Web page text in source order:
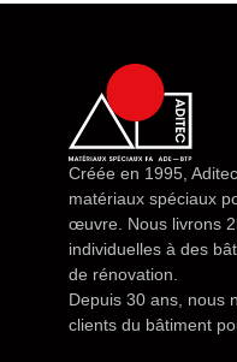
Créée en 1995,
matériaux spéciaux
œuvre. Nous livrons
individuelles à des
de rénovation.
Depuis 30 ans, nous
clients du bâtiment